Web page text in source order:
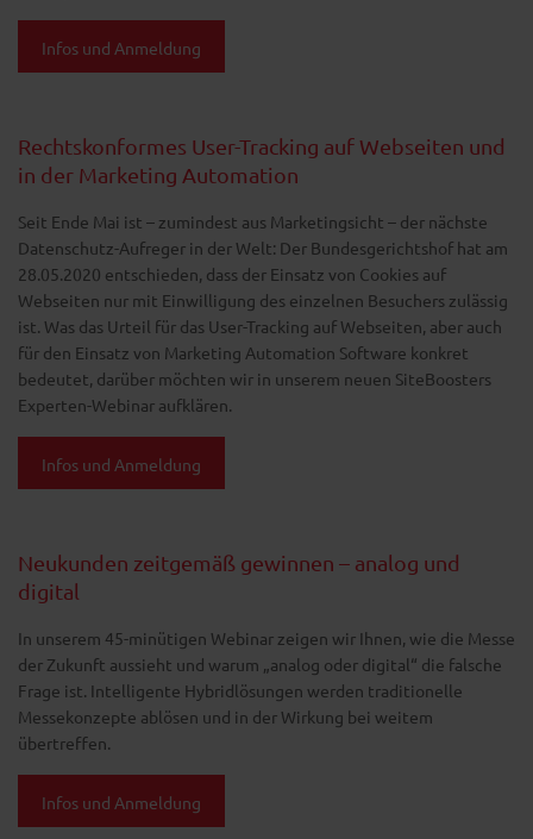
Infos und Anmeldung
Rechtskonformes User-Tracking auf Webseiten und
in der Marketing Automation
Seit Ende Mai ist – zumindest aus Marketingsicht – der nächste
Datenschutz-Aufreger in der Welt: Der Bundesgerichtshof hat am
28.05.2020 entschieden, dass der Einsatz von Cookies auf
Webseiten nur mit Einwilligung des einzelnen Besuchers zulässig
ist. Was das Urteil für das User-Tracking auf Webseiten, aber auch
für den Einsatz von Marketing Automation Software konkret
bedeutet, darüber möchten wir in unserem neuen SiteBoosters
Experten-Webinar aufklären.
Infos und Anmeldung
Neukunden zeitgemäß gewinnen – analog und
digital
In unserem 45-minütigen Webinar zeigen wir Ihnen, wie die Messe
der Zukunft aussieht und warum „analog oder digital“ die falsche
Frage ist. Intelligente Hybridlösungen werden traditionelle
Messekonzepte ablösen und in der Wirkung bei weitem
übertreffen.
Infos und Anmeldung